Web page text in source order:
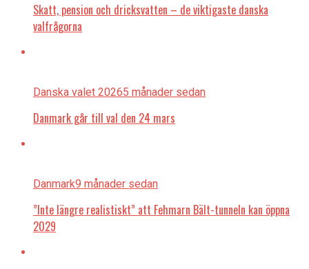
Skatt, pension och dricksvatten – de viktigaste danska
valfrågorna
Danska valet 20265 månader sedan
Danmark går till val den 24 mars
Danmark9 månader sedan
”Inte längre realistiskt” att Fehmarn Bält-tunneln kan öppna
2029